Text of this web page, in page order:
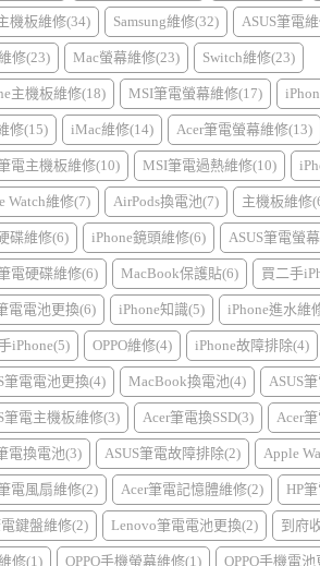
機板維修(34) Samsung維修(32) ASUS筆電
修(23) Mac螢幕維修(23) Switch維修(23)
主機板維修(18) MSI筆電螢幕維修(17)
修(15) iMac維修(14) Acer筆電螢幕維修(13)
電主機板維修(10) MSI筆電過熱維修(10)
Watch維修(7) AirPods換電池(7) 主機板維修
碟維修(6) iPhone鏡頭維修(6) ASUS筆電螢
電硬碟維修(6) MacBook保護貼(6) 買二手
電電池更換(6) iPhone知識(5) iPhone進水維
iPhone(5) OPPO維修(4) iPhone故障排除(4)
筆電電池更換(4) MacBook換電池(4) ASUS
筆電主機板維修(3) Acer筆電換SSD(3) Acer
電換電池(3) ASUS筆電故障排除(2) Apple
電風扇維修(2) Acer筆電記憶體維修(2) HP
鍵盤維修(2) Lenovo筆電電池更換(2) 到府
修(1) OPPO手機螢幕維修(1) OPPO手機電